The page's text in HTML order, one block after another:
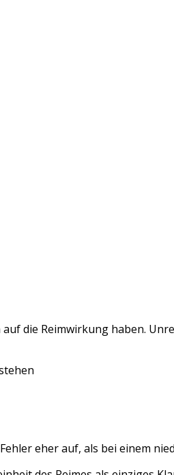
die Reimwirkung haben.
eher auf, als bei einem